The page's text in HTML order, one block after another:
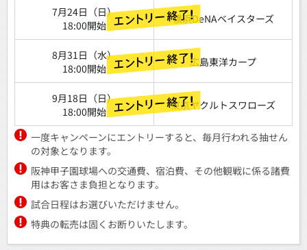
7月24日（日）
18:00開始
横浜DeNAベイスターズ
8月31日（水）
18:00開始
広島東洋カープ
9月18日（日）
18:00開始
東京ヤクルトスワローズ
一度キャンペーンにエントリーすると、毎月行われる抽せん
の対象となります。
阪神甲子園球場への交通費、宿泊費、その他観戦に係る諸費
用はお客さま負担となります。
試合日程はお選びいただけません。
特典の転売は固くお断りいたします。